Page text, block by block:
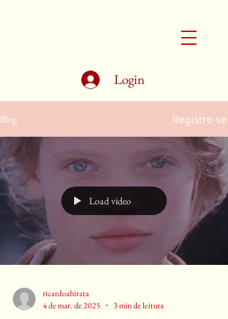
Login
Blog Registre-se
Load video
ricardoahirata
4 de mar. de 2025
3 min de leitura